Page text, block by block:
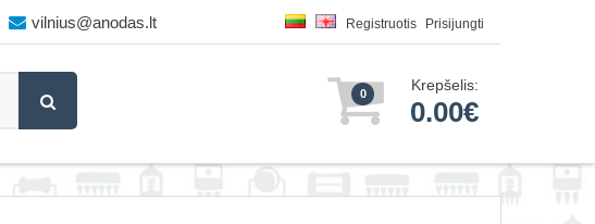
vilnius@anodas.lt Registruotis Prisijungti
0 Krepšelis:
0.00€